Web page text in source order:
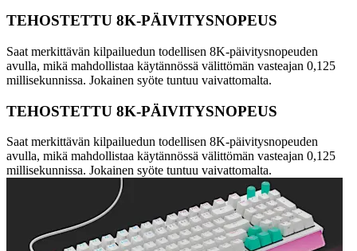
TEHOSTETTU 8K-PÄIVITYSNOPEUS
Saat merkittävän kilpailuedun todellisen 8K-päivitysnopeuden
avulla, mikä mahdollistaa käytännössä välittömän vasteajan 0,125
millisekunnissa. Jokainen syöte tuntuu vaivattomalta.
TEHOSTETTU 8K-PÄIVITYSNOPEUS
Saat merkittävän kilpailuedun todellisen 8K-päivitysnopeuden
avulla, mikä mahdollistaa käytännössä välittömän vasteajan 0,125
millisekunnissa. Jokainen syöte tuntuu vaivattomalta.